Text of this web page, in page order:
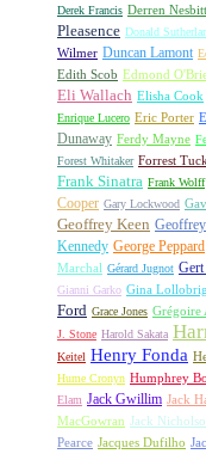
Derek Francis Derren Nesbitt
Pleasence Donald
Wilmer Duncan Lamont
Edith Scob Edmond
Eli Wallach Elisha Cook
Enrique Lucero Eric Porter
Dunaway Ferdy Mayne
Forest Whitaker Forrest
Frank Sinatra Frank Wolff
Cooper Gary Lockwood
Geoffrey Keen
Kennedy George Peppard
Marchal Gérard Jugnot
Gianni Garko Gina
Ford Grace Jones Grégoire
J. Stone Harold Sakata
Keitel Henry Fonda
Hume Cronyn Humphrey
Elam Jack Gwillim Jack
MacGowran Jack
Pearce Jacques Dufilho